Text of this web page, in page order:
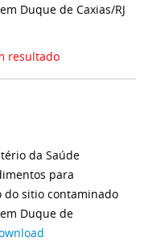
Duque de Caxias/RJ
resultado
da Saúde
para
do sitio contaminado
Duque de